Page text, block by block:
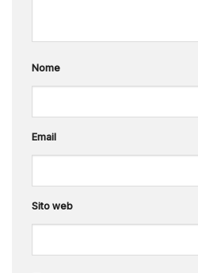
Nome
Email
Sito web